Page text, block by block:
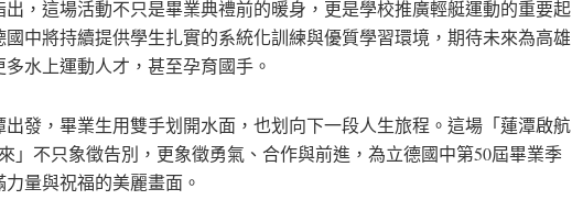
出，這場活動不只是畢業典禮前的暖身，更是學校推廣輕艇運動的重要起
國中將持續提供學生扎實的系統化訓練與優質學習環境，期待未來為高雄
多水上運動人才，甚至孕育國手。
出發，畢業生用雙手划開水面，也划向下一段人生旅程。這場「蓮潭啟航
」不只象徵告別，更象徵勇氣、合作與前進，為立德國中第50屆畢業季
量與祝福的美麗畫面。